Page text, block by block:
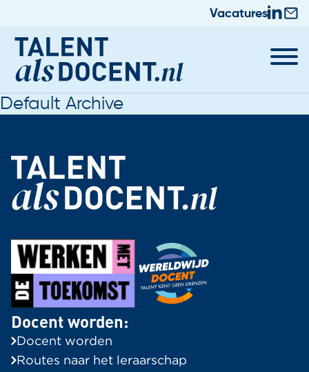
Vacatures
Docent worden
Nieuws & Trainingen
Informatie voor Zij-instromers
Praktische zaken
Routes naar het leraarschap
Informatie voor Zij-instromers
Tekortvakken in de regio
Default Archive
Docent worden:
Docent worden
Routes naar het leraarschap